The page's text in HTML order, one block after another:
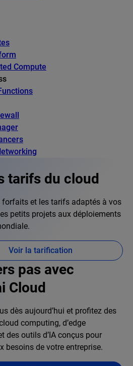
Compute
tarifs du cloud
forfaits et les tarifs adaptés à vos
petits projets aux déploiements
Voir la tarification
pas avec
Cloud
dès aujourd’hui et profitez des
computing, d’edge
des outils d’IA conçus pour
besoins de votre entreprise.